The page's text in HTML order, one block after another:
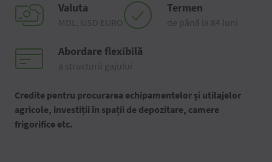
Valuta
MDL, USD EURO
Termen
de până la 84 luni
Abordare flexibilă
a structurii gajului
Credite pentru procurarea echipamentelor și utilajelor
agricole, investiții în spații de depozitare, camere
frigorifice etc.